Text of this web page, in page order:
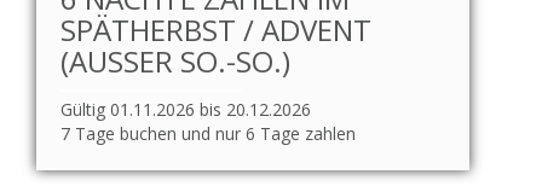
SPÄTHERBST / ADVENT
(AUSSER SO.-SO.)
Gültig 01.11.2026 bis 20.12.2026
7 Tage buchen und nur 6 Tage zahlen